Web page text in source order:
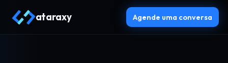
ataraxy Agende uma conversa